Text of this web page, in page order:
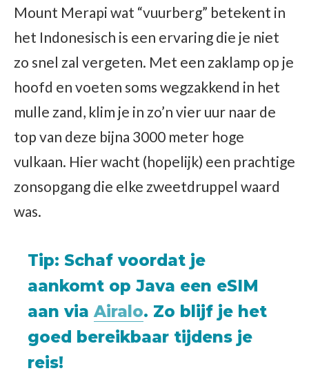
Mount Merapi wat “vuurberg” betekent in
het Indonesisch is een ervaring die je niet
zo snel zal vergeten. Met een zaklamp op je
hoofd en voeten soms wegzakkend in het
mulle zand, klim je in zo’n vier uur naar de
top van deze bijna 3000 meter hoge
vulkaan. Hier wacht (hopelijk) een prachtige
zonsopgang die elke zweetdruppel waard
was.
Tip: Schaf voordat je
aankomt op Java een eSIM
aan via Airalo. Zo blijf je het
goed bereikbaar tijdens je
reis!